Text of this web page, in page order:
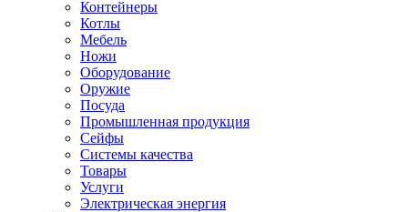
Контейнеры
Котлы
Мебель
Ножи
Оборудование
Оружие
Посуда
Промышленная продукция
Сейфы
Системы качества
Товары
Услуги
Электрическая энергия